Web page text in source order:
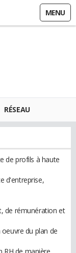
MENU
RÉSEAU
de profils à haute
d'entreprise,
de rémunération et
du plan de